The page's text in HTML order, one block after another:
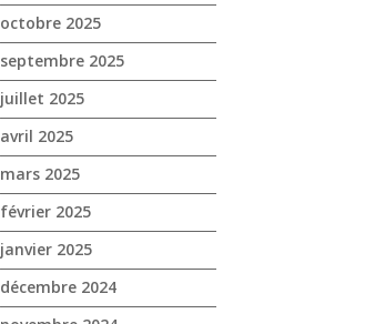
octobre 2025
septembre 2025
juillet 2025
avril 2025
mars 2025
février 2025
janvier 2025
décembre 2024